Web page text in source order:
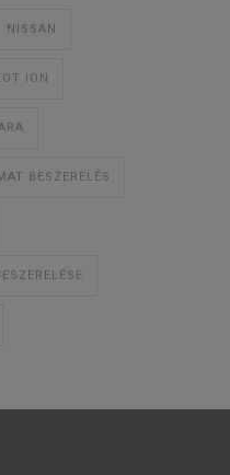
NISSAN
ION
BESZERELÉS